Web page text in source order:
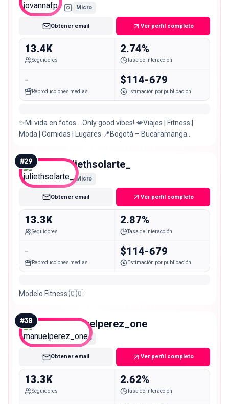
Micro
Obtener email Ver perfil completo
13.4K
Seguidores
2.74%
Tasa de interacción
-
Reproducciones medias
$114-679
Estimación por publicación
✨Mi vida en fotos …Only good vibes! 💋Viajes | Fitness |
Moda | Comidas | Lugares 📍Bogotá – Bucaramanga
#29 juliethsolarte_
Micro
Obtener email Ver perfil completo
13.3K
Seguidores
2.87%
Tasa de interacción
-
Reproducciones medias
$114-679
Estimación por publicación
Modelo Fitness 🇨🇴
#30 manuelperez_one
Micro
Obtener email Ver perfil completo
13.3K
Seguidores
2.62%
Tasa de interacción